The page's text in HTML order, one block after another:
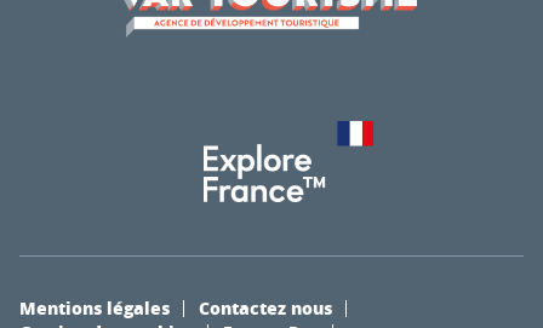
Mentions légales
Contactez nous